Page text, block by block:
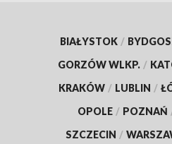
BIAŁYSTOK /
GORZÓW WLKP. /
KRAKÓW / LUBLIN /
OPOLE / POZNAŃ
SZCZECIN /